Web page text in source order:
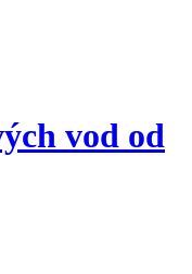
vod od